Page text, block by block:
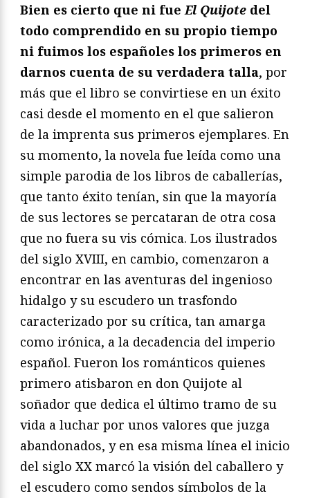
Bien es cierto que ni fue El Quijote del
todo comprendido en su propio tiempo
ni fuimos los españoles los primeros en
darnos cuenta de su verdadera talla, por
más que el libro se convirtiese en un éxito
casi desde el momento en el que salieron
de la imprenta sus primeros ejemplares. En
su momento, la novela fue leída como una
simple parodia de los libros de caballerías,
que tanto éxito tenían, sin que la mayoría
de sus lectores se percataran de otra cosa
que no fuera su vis cómica. Los ilustrados
del siglo XVIII, en cambio, comenzaron a
encontrar en las aventuras del ingenioso
hidalgo y su escudero un trasfondo
caracterizado por su crítica, tan amarga
como irónica, a la decadencia del imperio
español. Fueron los románticos quienes
primero atisbaron en don Quijote al
soñador que dedica el último tramo de su
vida a luchar por unos valores que juzga
abandonados, y en esa misma línea el inicio
del siglo XX marcó la visión del caballero y
el escudero como sendos símbolos de la